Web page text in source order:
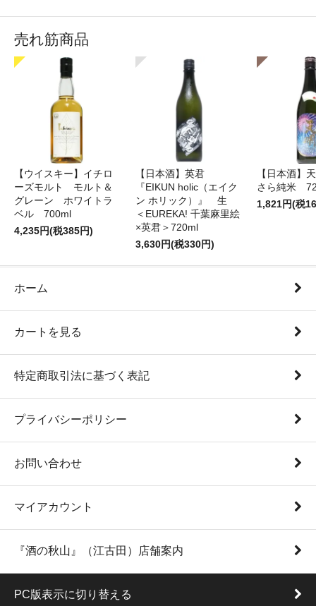
売れ筋商品
【ウイスキー】イチロ
ーズモルト モルト＆
グレーン ホワイトラ
ベル 700ml
4,235円(税385円)
【日本酒】英君
『EIKUN holic（エイク
ン ホリック）』 生
＜EUREKA! 千葉麻里絵
×英君＞720ml
3,630円(税330円)
【日本酒】
さら純米
1,821円(税
ホーム
カートを見る
特定商取引法に基づく表記
プライバシーポリシー
お問い合わせ
マイアカウント
『酒の秋山』（江古田）店舗案内
PC版表示に切り替える